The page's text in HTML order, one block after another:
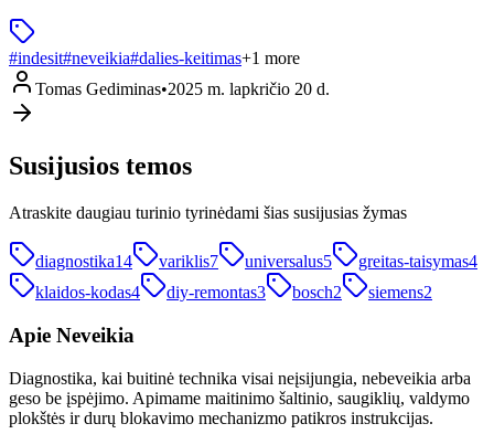
#indesit#neveikia#dalies-keitimas+1 more
Tomas Gediminas•2025 m. lapkričio 20 d.
Susijusios temos
Atraskite daugiau turinio tyrinėdami šias susijusias žymas
diagnostika14 variklis7 universalus5 greitas-taisymas4
klaidos-kodas4 diy-remontas3 bosch2 siemens2
Apie Neveikia
Diagnostika, kai buitinė technika visai neįsijungia, nebeveikia arba
geso be įspėjimo. Apimame maitinimo šaltinio, saugiklių, valdymo
plokštės ir durų blokavimo mechanizmo patikros instrukcijas.